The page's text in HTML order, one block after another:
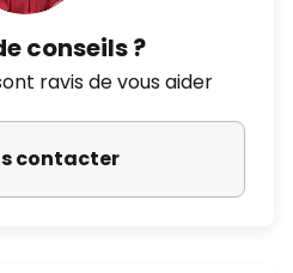
conseils ?
ravis de vous aider
contacter